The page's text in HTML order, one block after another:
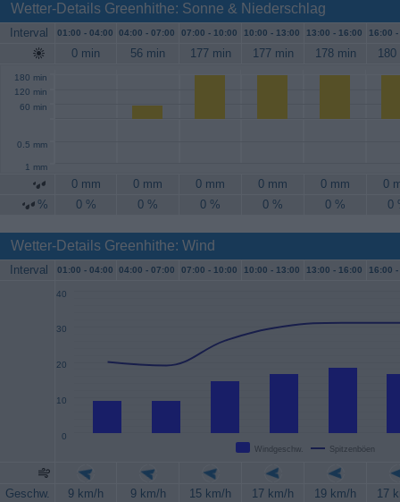
Wetter-Details Greenhithe: Sonne & Niederschlag
Interval 01:00 - 04:00 04:00 - 07:00 07:00 - 10:00 10:00 - 13:00 13:00 - 16:00 16:00 -
0 min 56 min 177 min 177 min 178 min 180
60 min
120 min
180 min
0.5 mm
1 mm
0 mm 0 mm 0 mm 0 mm 0 mm
0
%
0 % 0 % 0 % 0 % 0 % 0
Wetter-Details Greenhithe: Wind
Interval 01:00 - 04:00 04:00 - 07:00 07:00 - 10:00 10:00 - 13:00 13:00 - 16:00 16:00 -
Windgeschw. Spitzenböen
0
10
20
30
40
Geschw. 9 km/h 9 km/h 15 km/h 17 km/h 19 km/h
17